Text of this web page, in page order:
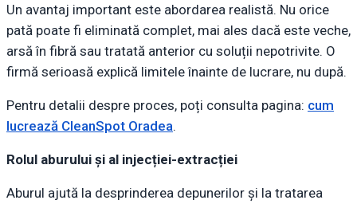
Un avantaj important este abordarea realistă. Nu orice
pată poate fi eliminată complet, mai ales dacă este veche,
arsă în fibră sau tratată anterior cu soluții nepotrivite. O
firmă serioasă explică limitele înainte de lucrare, nu după.
Pentru detalii despre proces, poți consulta pagina: cum
lucrează CleanSpot Oradea.
Rolul aburului și al injecției-extracției
Aburul ajută la desprinderea depunerilor și la tratarea